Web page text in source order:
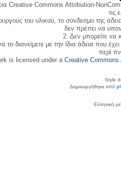
Creative Commons Attribution-
τις
του υλικού, το σύνδεσμο της
δεν πρέπει να
2. Δεν μπορείτε να
διανείμετε με την ίδια άδεια που
περί
is licensed under a Creative
Style
Δημιουργήθηκε από
Ελληνική